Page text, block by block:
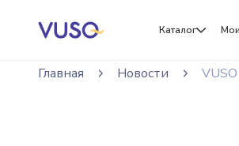
Каталог
Главная Новости